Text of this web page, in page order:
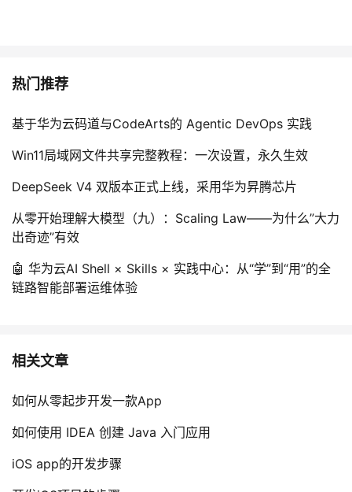
热门推荐
基于华为云码道与CodeArts的 Agentic DevOps 实践
Win11局域网文件共享完整教程：一次设置，永久生效
DeepSeek V4 双版本正式上线，采用华为昇腾芯片
从零开始理解大模型（九）：Scaling Law——为什么”大力
出奇迹”有效
🤖 华为云AI Shell × Skills × 实践中心：从“学”到“用”的全
链路智能部署运维体验
相关文章
如何从零起步开发一款App
如何使用 IDEA 创建 Java 入门应用
iOS app的开发步骤